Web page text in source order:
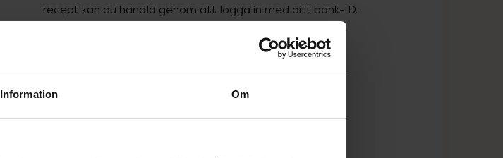
Information Om
recept kan du handla genom att logga in med ditt bank-ID.
Pris med recept
Högkostnadsskyddet gäller
109,36 kr